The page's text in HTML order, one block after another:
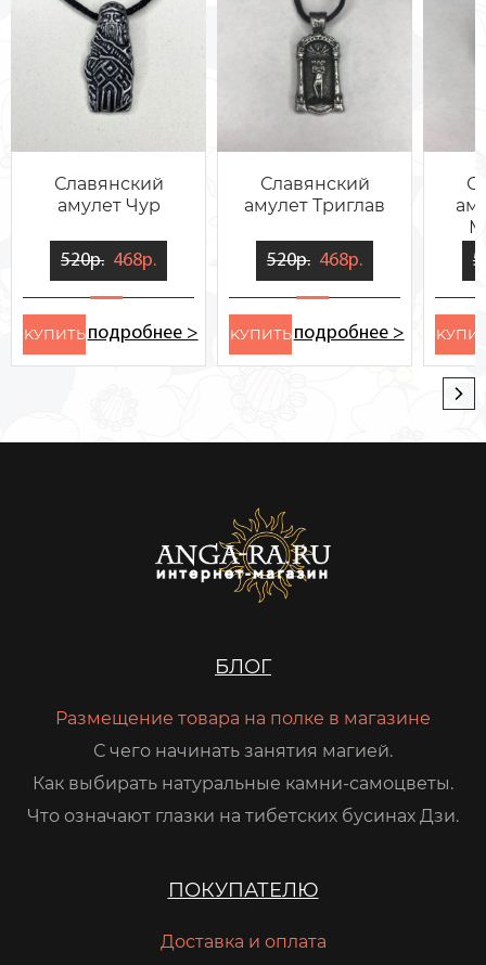
Славянский
амулет Чур
520р. 468р.
KУПИТЬ подробнее >
Славянский
амулет Триглав
520р. 468р.
KУПИТЬ подробнее >
БЛОГ
Размещение товара на полке в магазине
С чего начинать занятия магией.
Как выбирать натуральные камни-самоцветы.
Что означают глазки на тибетских бусинах Дзи.
ПОКУПАТЕЛЮ
Доставка и оплата